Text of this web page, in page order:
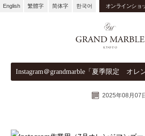
English 繁體字 简体字 한국어 オンラインショ
Instagram＠grandmarble「夏季限定 オレ
2025年08月07